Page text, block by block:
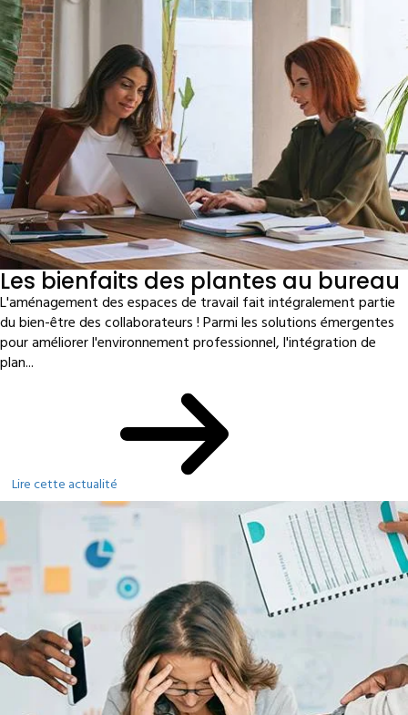
Les bienfaits des plantes au bureau
L'aménagement des espaces de travail fait intégralement partie
du bien-être des collaborateurs ! Parmi les solutions émergentes
pour améliorer l'environnement professionnel, l'intégration de
plan...
Lire cette actualité